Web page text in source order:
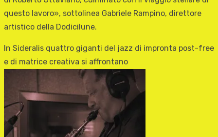
questo lavoro», sottolinea Gabriele Rampino, direttore
artistico della Dodicilune.
In Sideralis quattro giganti del jazz di impronta post-free
e di matrice creativa si affrontano